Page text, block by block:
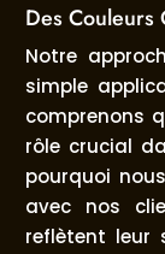
Des Couleurs
Notre
simple
comprenons
rôle crucial
pourquoi
avec nos
reflètent leur